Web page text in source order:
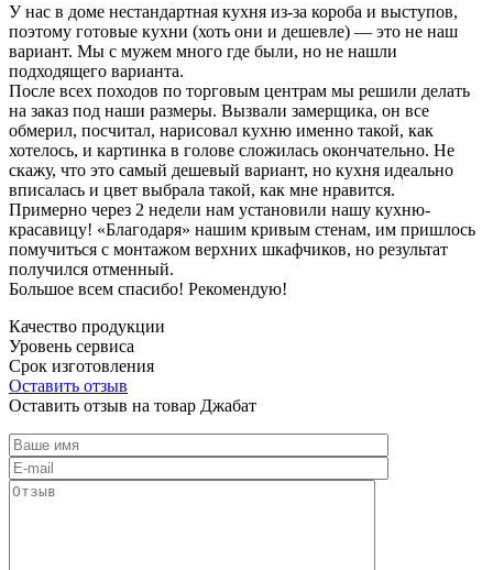
У нас в доме нестандартная кухня из-за короба и выступов,
поэтому готовые кухни (хоть они и дешевле) — это не наш
вариант. Мы с мужем много где были, но не нашли
подходящего варианта.
После всех походов по торговым центрам мы решили делать
на заказ под наши размеры. Вызвали замерщика, он все
обмерил, посчитал, нарисовал кухню именно такой, как
хотелось, и картинка в голове сложилась окончательно. Не
скажу, что это самый дешевый вариант, но кухня идеально
вписалась и цвет выбрала такой, как мне нравится.
Примерно через 2 недели нам установили нашу кухню-
красавицу! «Благодаря» нашим кривым стенам, им пришлось
помучиться с монтажом верхних шкафчиков, но результат
получился отменный.
Большое всем спасибо! Рекомендую!
Качество продукции
Уровень сервиса
Срок изготовления
Оставить отзыв
Оставить отзыв на товар Джабат